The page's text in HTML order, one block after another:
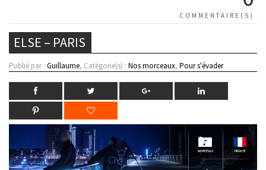
COMMENTAIRE(S)
ELSE – PARIS
Publié par : Guillaume, Catégorie(s) : Nos morceaux, Pour s'évader